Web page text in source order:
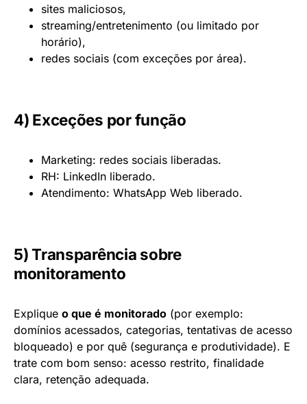
sites maliciosos,
streaming/entretenimento (ou limitado por
horário),
redes sociais (com exceções por área).
4) Exceções por função
Marketing: redes sociais liberadas.
RH: LinkedIn liberado.
Atendimento: WhatsApp Web liberado.
5) Transparência sobre
monitoramento
Explique o que é monitorado (por exemplo:
domínios acessados, categorias, tentativas de acesso
bloqueado) e por quê (segurança e produtividade). E
trate com bom senso: acesso restrito, finalidade
clara, retenção adequada.